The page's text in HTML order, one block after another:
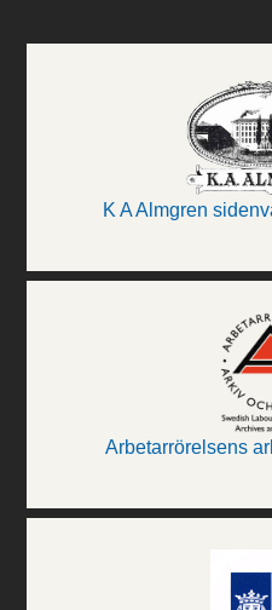
K A Almgren
Arbetarrörelsens